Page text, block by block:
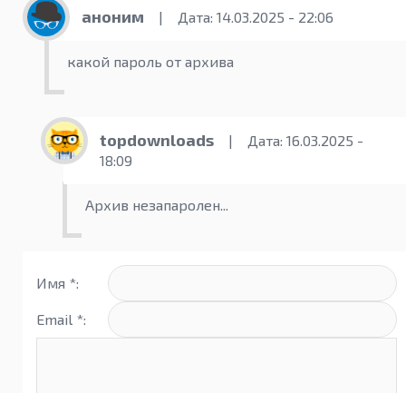
аноним | Дата: 14.03.2025 - 22:06
какой пароль от архива
topdownloads |
Дата: 16.03.2025 -
18:09
Архив незапаролен...
Имя *:
Email *: